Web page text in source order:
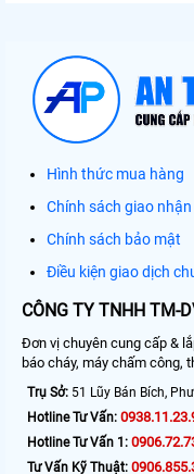
Hình thức mua hàng
Chính sách giao nhận
Chính sách bảo mật
Điều kiện giao dịch
CÔNG TY TNHH TM-
Đơn vị chuyên cung cấp &
báo cháy, máy chấm công,
Trụ Sở: 51 Lũy Bán Bích,
Hotline Tư Vấn:
Hotline Tư Vấn 1:
Tư Vấn Kỹ Thuật: